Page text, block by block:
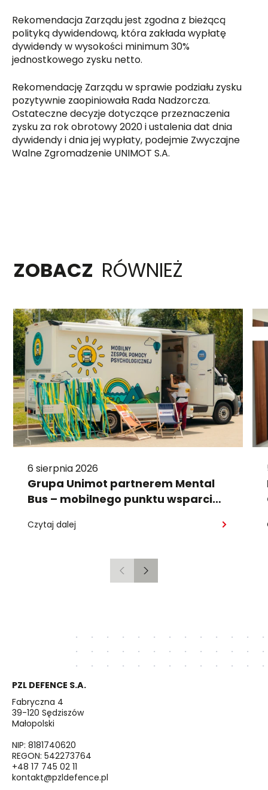
Rekomendacja Zarządu jest zgodna z bieżącą
polityką dywidendową, która zakłada wypłatę
dywidendy w wysokości minimum 30%
jednostkowego zysku netto.
Rekomendację Zarządu w sprawie podziału zysku
pozytywnie zaopiniowała Rada Nadzorcza.
Ostateczne decyzje dotyczące przeznaczenia
zysku za rok obrotowy 2020 i ustalenia dat dnia
dywidendy i dnia jej wypłaty, podejmie Zwyczajne
Walne Zgromadzenie UNIMOT S.A.
ZOBACZ RÓWNIEŻ
6 sierpnia 2026
Grupa Unimot partnerem Mental
Bus – mobilnego punktu wsparcia
Czytaj dalej
PoprzedniNastępny
PZL DEFENCE S.A.
Fabryczna 4
39-120 Sędziszów
Małopolski
NIP: 8181740620
REGON: 542273764
+48 17 745 02 11
kontakt@pzldefence.pl